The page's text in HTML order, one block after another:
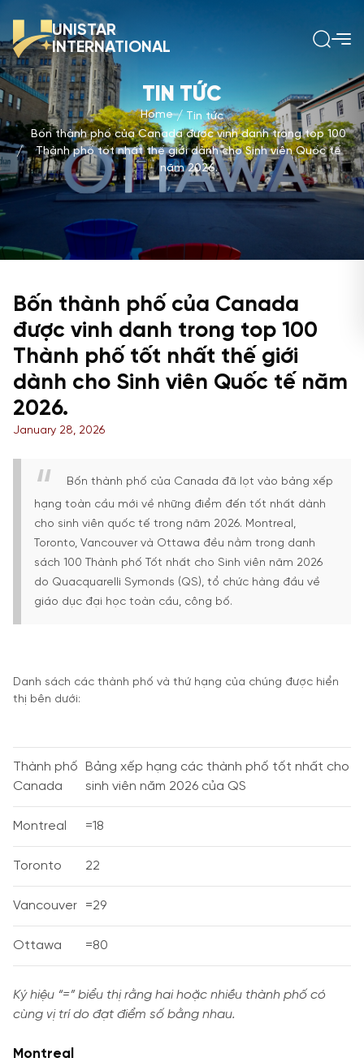
UNISTAR
INTERNATIONAL
TIN TỨC
Home
Tin tức
Bốn thành phố của Canada được vinh danh trong top 100
Thành phố tốt nhất thế giới dành cho Sinh viên Quốc tế
năm 2026.
Bốn thành phố của Canada
được vinh danh trong top 100
Thành phố tốt nhất thế giới
dành cho Sinh viên Quốc tế năm
2026.
January 28, 2026
Bốn thành phố của Canada đã lọt vào bảng xếp
hạng toàn cầu mới về những điểm đến tốt nhất dành
cho sinh viên quốc tế trong năm 2026. Montreal,
Toronto, Vancouver và Ottawa đều nằm trong danh
sách 100 Thành phố Tốt nhất cho Sinh viên năm 2026
do Quacquarelli Symonds (QS), tổ chức hàng đầu về
giáo dục đại học toàn cầu, công bố.
Danh sách các thành phố và thứ hạng của chúng được hiển
thị bên dưới:
Thành phố
Canada
Bảng xếp hạng các thành phố tốt nhất cho
sinh viên năm 2026 của QS
Montreal =18
Toronto 22
Vancouver =29
Ottawa =80
Ký hiệu “=” biểu thị rằng hai hoặc nhiều thành phố có
cùng vị trí do đạt điểm số bằng nhau.
Montreal